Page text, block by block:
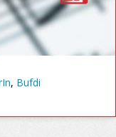
, Bufdi